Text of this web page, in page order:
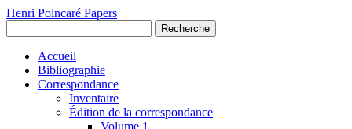
Henri Poincaré Papers
Recherche
Accueil
Bibliographie
Correspondance
Inventaire
Édition de la correspondance
Volume 1